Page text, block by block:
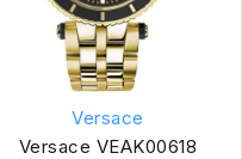
Versace
Versace VEAK00618